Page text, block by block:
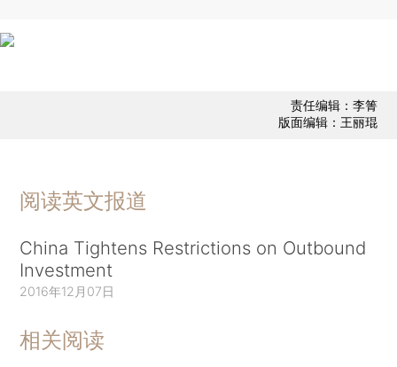
责任编辑：李箐
版面编辑：王丽琨
阅读英文报道
China Tightens Restrictions on Outbound
Investment
2016年12月07日
相关阅读